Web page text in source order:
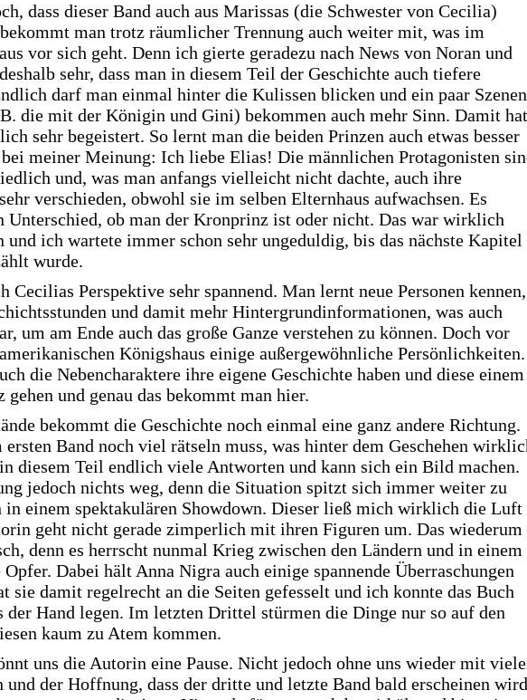
dass dieser Band auch aus Marissas (die Schwester von Cecilia)
man trotz räumlicher Trennung auch weiter mit, was im
vor sich geht. Denn ich gierte geradezu nach News von Noran und
sehr, dass man in diesem Teil der Geschichte auch tiefere
darf man einmal hinter die Kulissen blicken und ein paar Szenen
die mit der Königin und Gini) bekommen auch mehr Sinn. Damit hat
sehr begeistert. So lernt man die beiden Prinzen auch etwas besser
meiner Meinung: Ich liebe Elias! Die männlichen Protagonisten
und, was man anfangs vielleicht nicht dachte, auch ihre
verschieden, obwohl sie im selben Elternhaus aufwachsen. Es
Unterschied, ob man der Kronprinz ist oder nicht. Das war wirklich
und ich wartete immer schon sehr ungeduldig, bis das nächste Kapitel
wurde.
Cecilias Perspektive sehr spannend. Man lernt neue Personen kennen,
und damit mehr Hintergrundinformationen, was auch
um am Ende auch das große Ganze verstehen zu können. Doch vor
Königshaus einige außergewöhnliche Persönlichkeiten.
die Nebencharaktere ihre eigene Geschichte haben und diese einem
und genau das bekommt man hier.
bekommt die Geschichte noch einmal eine ganz andere Richtung.
Band noch viel rätseln muss, was hinter dem Geschehen
diesem Teil endlich viele Antworten und kann sich ein Bild machen.
jedoch nichts weg, denn die Situation spitzt sich immer weiter zu
einem spektakulären Showdown. Dieser ließ mich wirklich die Luft
geht nicht gerade zimperlich mit ihren Figuren um. Das wiederum
denn es herrscht nunmal Krieg zwischen den Ländern und in einem
Dabei hält Anna Nigra auch einige spannende Überraschungen
sie damit regelrecht an die Seiten gefesselt und ich konnte das Buch
der Hand legen. Im letzten Drittel stürmen die Dinge nur so auf den
kaum zu Atem kommen.
uns die Autorin eine Pause. Nicht jedoch ohne uns wieder mit
und der Hoffnung, dass der dritte und letzte Band bald erscheinen